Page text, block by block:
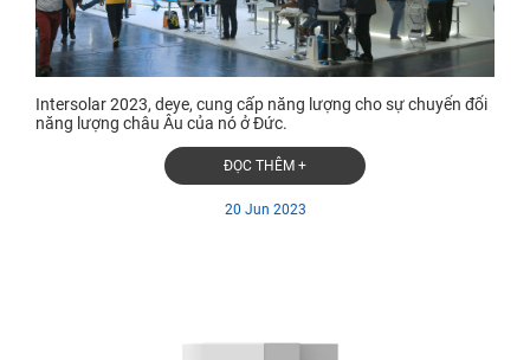
Intersolar 2023, deye, cung cấp năng lượng cho sự chuyển đổi
năng lượng châu Âu của nó ở Đức.
ĐỌC THÊM +
20 Jun 2023